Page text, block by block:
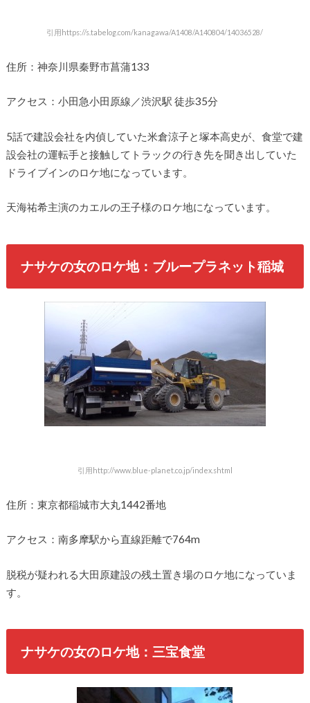
引用https://s.tabelog.com/kanagawa/A1408/A140804/14036528/
住所：神奈川県秦野市菖蒲133
アクセス：小田急小田原線／渋沢駅 徒歩35分
5話で建設会社を内偵していた米倉涼子と塚本高史が、食堂で建
設会社の運転手と接触してトラックの行き先を聞き出していた
ドライブインのロケ地になっています。
天海祐希主演のカエルの王子様のロケ地になっています。
ナサケの女のロケ地：ブループラネット稲城
引用http://www.blue-planet.co.jp/index.shtml
住所：東京都稲城市大丸1442番地
アクセス：南多摩駅から直線距離で764m
脱税が疑われる大田原建設の残土置き場のロケ地になっていま
す。
ナサケの女のロケ地：三宝食堂